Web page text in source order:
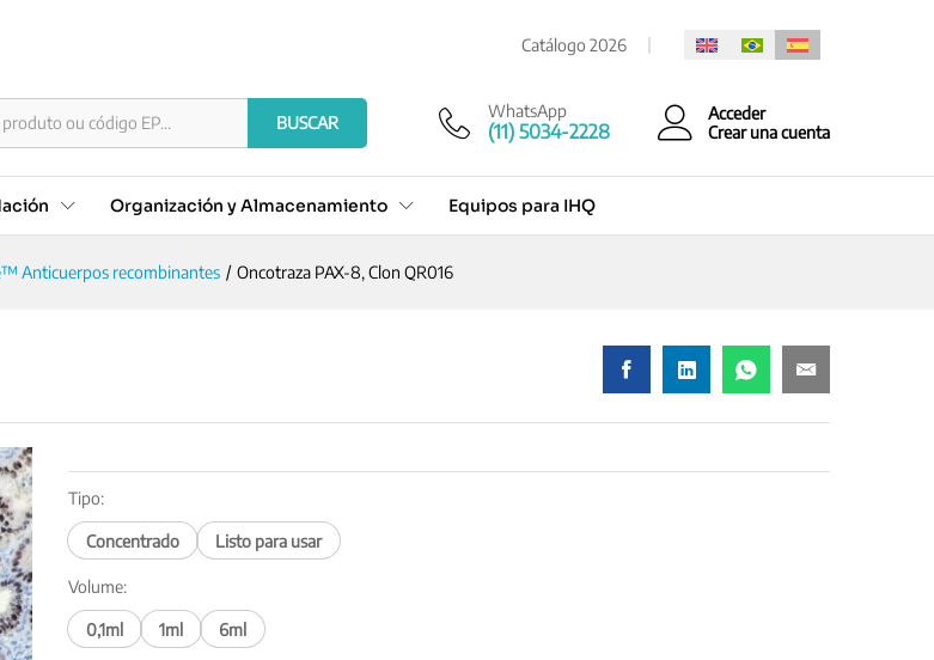
Catálogo 2026
BUSCAR
WhatsApp
(11) 5034-2228
Acceder
Crear una cuenta
Organización y Almacenamiento Equipos para IHQ
Anticuerpos recombinantes / Oncotraza PAX-8, Clon QR016
Tipo:
Concentrado Listo para usar
Volume:
0,1ml 1ml 6ml